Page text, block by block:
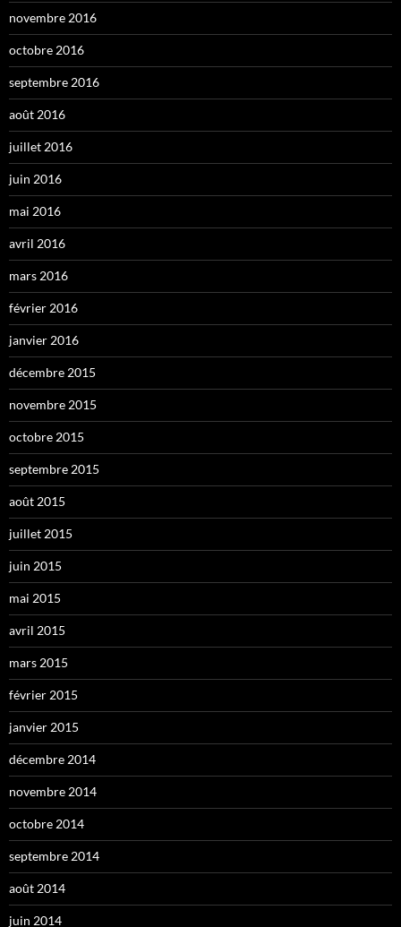
novembre 2016
octobre 2016
septembre 2016
août 2016
juillet 2016
juin 2016
mai 2016
avril 2016
mars 2016
février 2016
janvier 2016
décembre 2015
novembre 2015
octobre 2015
septembre 2015
août 2015
juillet 2015
juin 2015
mai 2015
avril 2015
mars 2015
février 2015
janvier 2015
décembre 2014
novembre 2014
octobre 2014
septembre 2014
août 2014
juin 2014